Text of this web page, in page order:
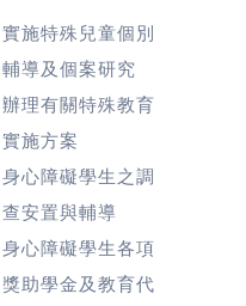
實施特殊兒童個別
輔導及個案研究
辦理有關特殊教育
實施方案
身心障礙學生之調
查安置與輔導
身心障礙學生各項
獎助學金及教育代